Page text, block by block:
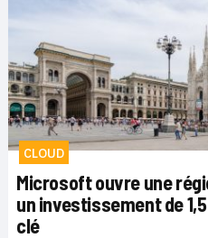
CLOUD
Microsoft ouvre une
un investissement de
clé